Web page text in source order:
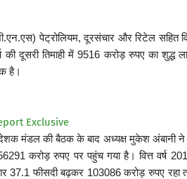
पेट्रोलियम, दूरसंचार और रिटेल सहित
की दूसरी तिमाही में 9516 करोड़ रुपए का
है।
Exclusive
मंडल की बैठक के बाद अध्यक्ष मुकेश अंबानी ने
करोड़ रुपए पर पहुंच गया है। वित्त वर्ष
37.1 फीसदी बढ़कर 103086 करोड़ रुपए रहा